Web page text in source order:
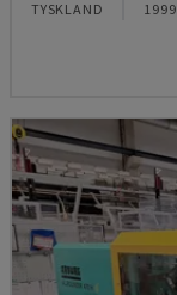
TYSKLAND 1999